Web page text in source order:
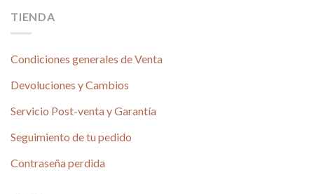
TIENDA
Condiciones generales de Venta
Devoluciones y Cambios
Servicio Post-venta y Garantía
Seguimiento de tu pedido
Contraseña perdida